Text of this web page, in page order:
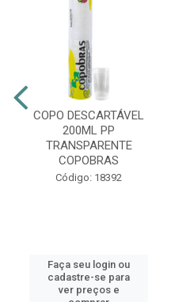
COPO DESCARTÁVEL
200ML PP
TRANSPARENTE
COPOBRAS
Código: 18392
Faça seu login ou
cadastre-se para
ver preços e